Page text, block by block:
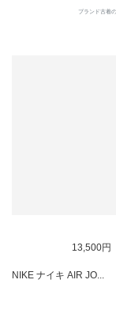
ブランド古着
13,500円
NIKE ナイキ AIR JO...